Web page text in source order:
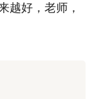
越好，老师，